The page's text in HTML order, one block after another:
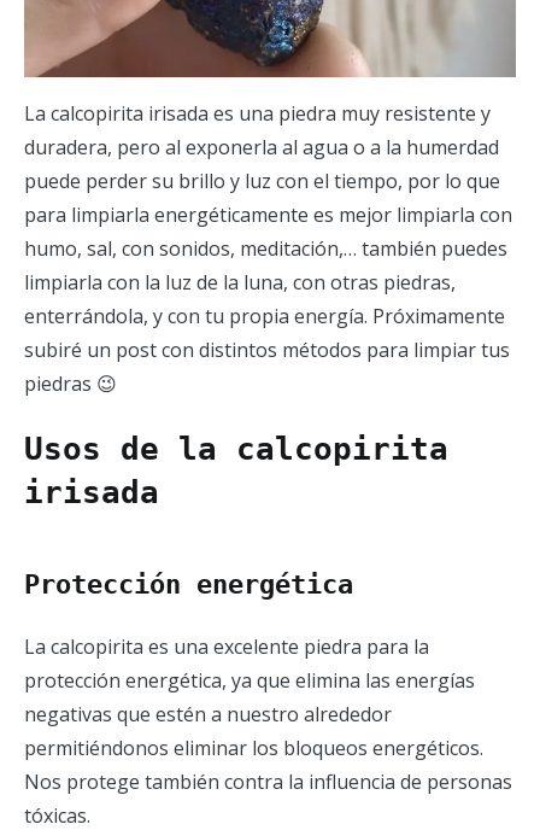
La calcopirita irisada es una piedra muy resistente y
duradera, pero al exponerla al agua o a la humerdad
puede perder su brillo y luz con el tiempo, por lo que
para limpiarla energéticamente es mejor limpiarla con
humo, sal, con sonidos, meditación,… también puedes
limpiarla con la luz de la luna, con otras piedras,
enterrándola, y con tu propia energía. Próximamente
subiré un post con distintos métodos para limpiar tus
piedras 😉
Usos de la calcopirita
irisada
Protección energética
La calcopirita es una excelente piedra para la
protección energética, ya que elimina las energías
negativas que estén a nuestro alrededor
permitiéndonos eliminar los bloqueos energéticos.
Nos protege también contra la influencia de personas
tóxicas.